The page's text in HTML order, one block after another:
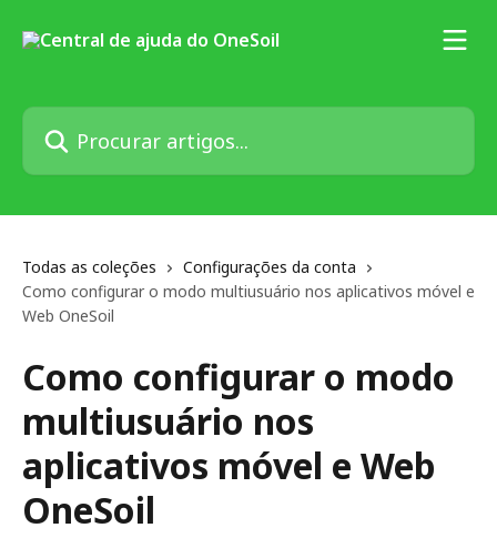
Procurar artigos...
Todas as coleções
Configurações da conta
Como configurar o modo multiusuário nos aplicativos móvel e
Web OneSoil
Como configurar o modo
multiusuário nos
aplicativos móvel e Web
OneSoil